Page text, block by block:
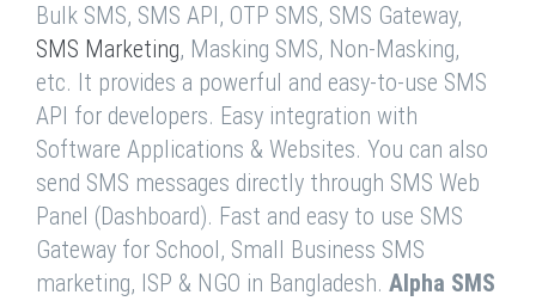
Bulk SMS, SMS API, OTP SMS, SMS Gateway,
SMS Marketing, Masking SMS, Non-Masking,
etc. It provides a powerful and easy-to-use SMS
API for developers. Easy integration with
Software Applications & Websites. You can also
send SMS messages directly through SMS Web
Panel (Dashboard). Fast and easy to use SMS
Gateway for School, Small Business SMS
marketing, ISP & NGO in Bangladesh. Alpha SMS